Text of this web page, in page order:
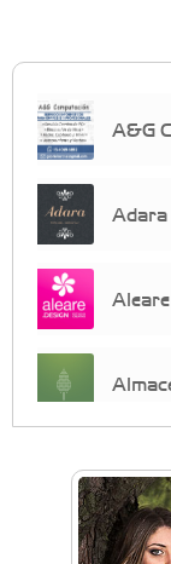
A&G
Adara
Arq.